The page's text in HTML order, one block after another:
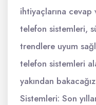
ihtiyaçlarına cevap
telefon sistemleri,
trendlere uyum
telefon sistemleri
yakından
Sistemleri: Son